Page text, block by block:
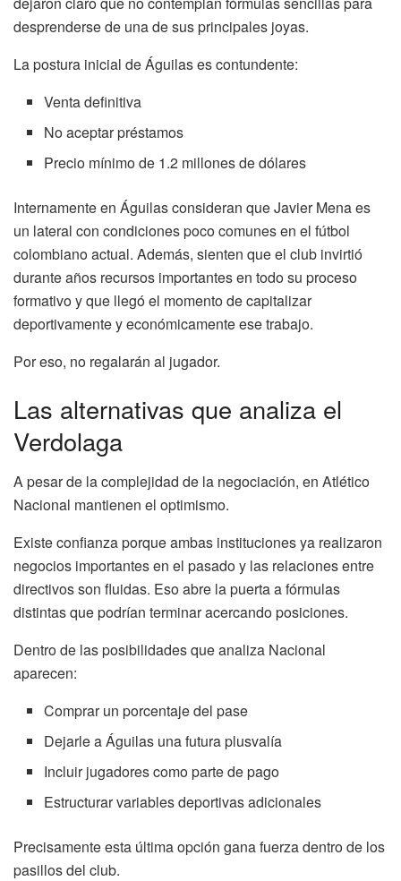
desprenderse de una de sus principales joyas.
La postura inicial de Águilas es contundente:
Venta definitiva
No aceptar préstamos
Precio mínimo de 1.2 millones de dólares
Internamente en Águilas consideran que Javier Mena es
un lateral con condiciones poco comunes en el fútbol
colombiano actual. Además, sienten que el club invirtió
durante años recursos importantes en todo su proceso
formativo y que llegó el momento de capitalizar
deportivamente y económicamente ese trabajo.
Por eso, no regalarán al jugador.
Las alternativas que analiza el
Verdolaga
A pesar de la complejidad de la negociación, en Atlético
Nacional mantienen el optimismo.
Existe confianza porque ambas instituciones ya realizaron
negocios importantes en el pasado y las relaciones entre
directivos son fluidas. Eso abre la puerta a fórmulas
distintas que podrían terminar acercando posiciones.
Dentro de las posibilidades que analiza Nacional
aparecen:
Comprar un porcentaje del pase
Dejarle a Águilas una futura plusvalía
Incluir jugadores como parte de pago
Estructurar variables deportivas adicionales
Precisamente esta última opción gana fuerza dentro de los
pasillos del club.